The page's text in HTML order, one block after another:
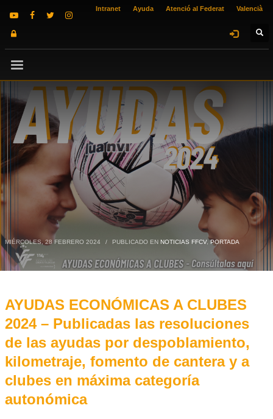
Intranet Ayuda Atenció al Federat Valencià
MIÉRCOLES, 28 FEBRERO 2024 / PUBLICADO EN NOTICIAS FFCV,PORTADA
AYUDAS ECONÓMICAS A CLUBES
2024 – Publicadas las resoluciones
de las ayudas por despoblamiento,
kilometraje, fomento de cantera y a
clubes en máxima categoría
autonómica